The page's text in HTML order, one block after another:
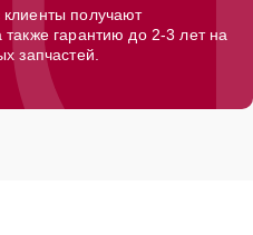
получают
гарантию до 2-3 лет на
запчастей.